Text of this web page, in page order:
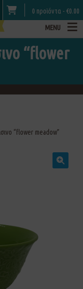
0 προϊόντα - €0.00
MENU
“flower
“flower meadow”